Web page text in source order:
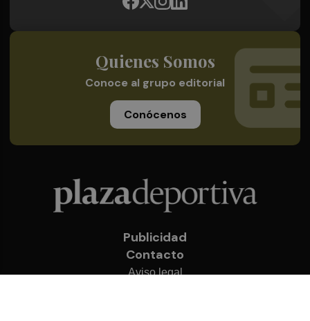
Quienes Somos
Conoce al grupo editorial
Conócenos
Publicidad
Contacto
Aviso legal